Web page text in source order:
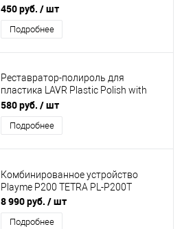
500мл
450 руб. / шт
Подробнее
Реставратор-полироль для
пластика LAVR Plastic Polish with
anti-scratch effect, 310мл
580 руб. / шт
Подробнее
Комбинированное устройство
Playme P200 TETRA PL-P200T
8 990 руб. / шт
Подробнее